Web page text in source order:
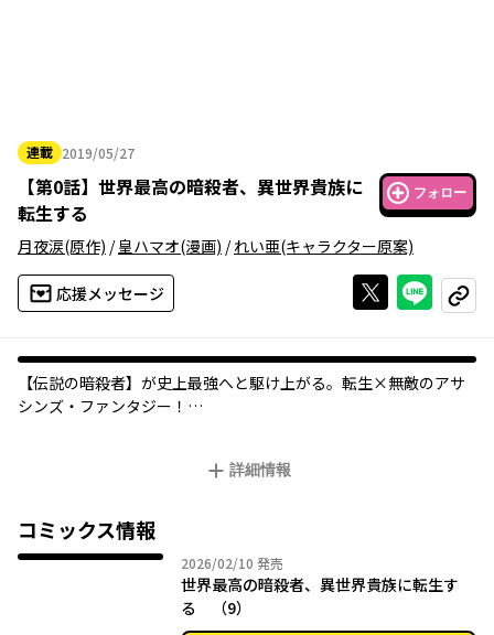
連載 2019/05/27
2019年05月27日
【第0話】 世界最高の暗殺者、異世界貴族に
転生する
フォロー
月夜涙(原作) /皇ハマオ(漫画) /れい亜(キャラクター原案)
応援メッセージ Xで投稿する
ライン
コピー
【伝説の暗殺者】が史上最強へと駆け上がる。転生×無敵のアサ
シンズ・ファンタジー！
者》を殺すこと】。現代であらゆる暗殺を可能にした幅広い知識
そのすべてが相乗効果をうみ、彼は史上並び立つものがいない暗
殺者へと成長していく。「面白い、まさか生まれ変わってもまた
暗殺することになるとはね」――転生した"伝説の暗殺者"が更なる高
みへと駆け上がる！ 限界突破のアサシンズ・ファンタジー！！
詳細情報
コミックス情報
2026/02/10 2026年02月10日
発売
世界最高の暗殺者、異世界貴族に転生す
る （9）